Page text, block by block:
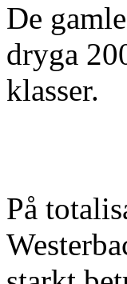
De
dryga
klasser.
På